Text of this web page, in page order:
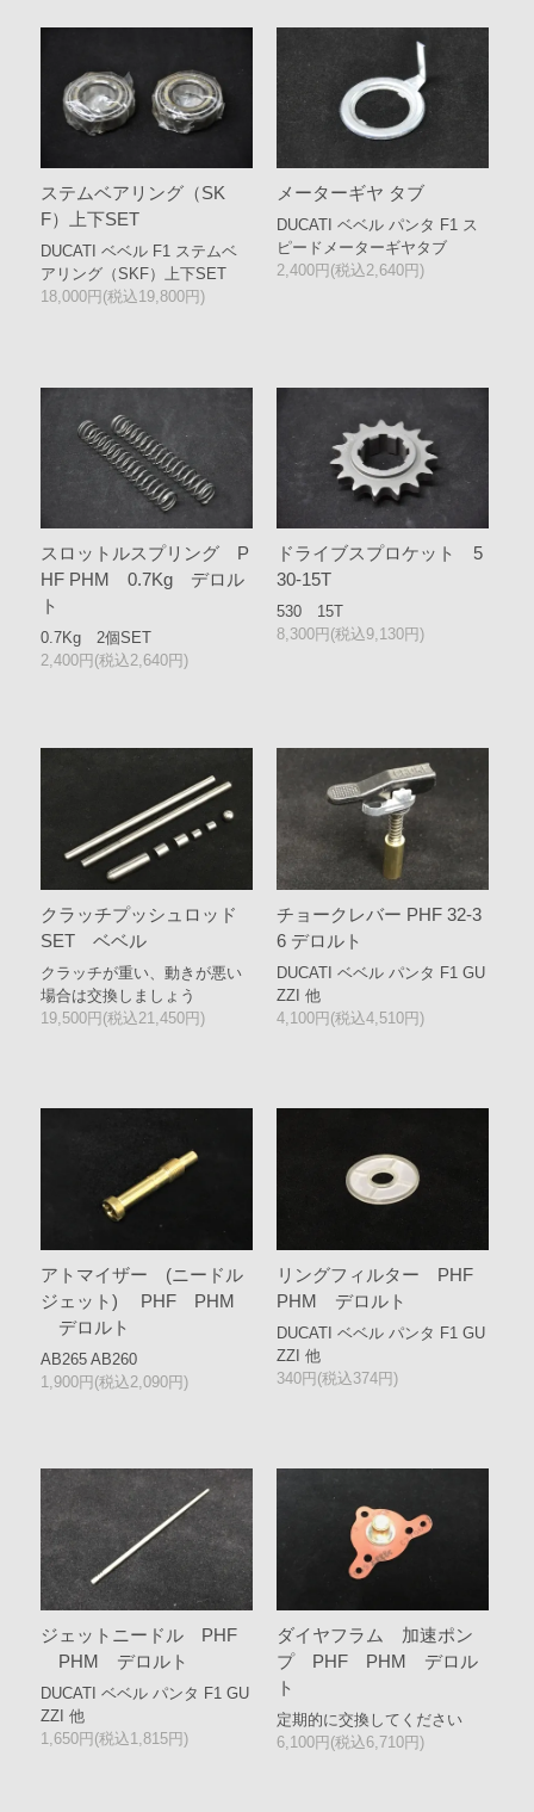
ステムベアリング（SK
F）上下SET
DUCATI ベベル F1 ステムベ
アリング（SKF）上下SET
18,000円(税込19,800円)
メーターギヤ タブ
DUCATI ベベル パンタ F1 ス
ピードメーターギヤタブ
2,400円(税込2,640円)
スロットルスプリング P
HF PHM 0.7Kg デロル
ト
0.7Kg 2個SET
2,400円(税込2,640円)
ドライブスプロケット 5
30-15T
530 15T
8,300円(税込9,130円)
クラッチプッシュロッド
SET ベベル
クラッチが重い、動きが悪い
場合は交換しましょう
19,500円(税込21,450円)
チョークレバー PHF 32-3
6 デロルト
DUCATI ベベル パンタ F1 GU
ZZI 他
4,100円(税込4,510円)
アトマイザー (ニードル
ジェット) PHF PHM
デロルト
AB265 AB260
1,900円(税込2,090円)
リングフィルター PHF
PHM デロルト
DUCATI ベベル パンタ F1 GU
ZZI 他
340円(税込374円)
ジェットニードル PHF
PHM デロルト
DUCATI ベベル パンタ F1 GU
ZZI 他
1,650円(税込1,815円)
ダイヤフラム 加速ポン
プ PHF PHM デロル
ト
定期的に交換してください
6,100円(税込6,710円)